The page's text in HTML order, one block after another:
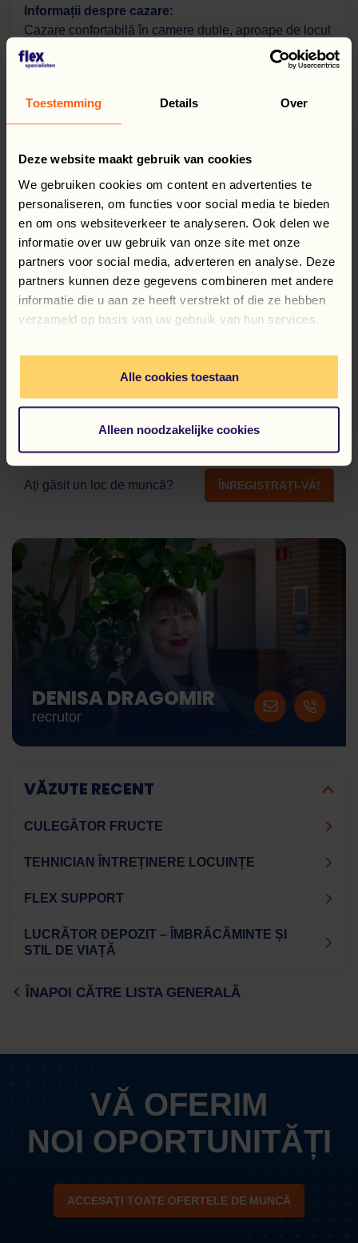
Toestemming Details Over
Deze website maakt gebruik van cookies
We gebruiken cookies om content en advertenties te
personaliseren, om functies voor social media te bieden
en om ons websiteverkeer te analyseren. Ook delen we
informatie over uw gebruik van onze site met onze
partners voor social media, adverteren en analyse. Deze
partners kunnen deze gegevens combineren met andere
informatie die u aan ze heeft verstrekt of die ze hebben
verzameld op basis van uw gebruik van hun services.
Alle cookies toestaan
Alleen noodzakelijke cookies
Informații despre cazare:
Cazare confortabilă în camere duble, aproape de locul
de muncă.
Supliment salarial ZORGTOESLAG: 131,00 euro/lună.
Program de loialitate:
Special pentru angajații noștri, am dezvoltat un
program de loialitate online numit Flexspecialists
LOYALTY. Pentru fiecare oră lucrată primești puncte.
Le poți folosi pentru dezvoltare personală sau pentru
relaxare (sănătate și divertisment).
Informații suplimentare:
pentru obținerea numărului BSN (sofi) și asigurăm plăți
corecte și la timp (săptămânale).
Ați găsit un loc de muncă? ÎNREGISTRAȚI-VĂ!
DENISA DRAGOMIR
recrutor
VĂZUTE RECENT
CULEGĂTOR FRUCTE
TEHNICIAN ÎNTREȚINERE LOCUINȚE
FLEX SUPPORT
LUCRĂTOR DEPOZIT – ÎMBRĂCĂMINTE ȘI
STIL DE VIAȚĂ
ÎNAPOI CĂTRE LISTA GENERALĂ
VĂ OFERIM
NOI OPORTUNITĂȚI
ACCESAŢI TOATE OFERTELE DE MUNCĂ